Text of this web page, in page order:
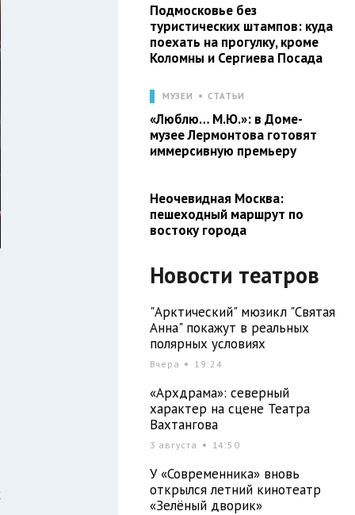
Подмосковье без
туристических штампов: куда
поехать на прогулку, кроме
Коломны и Сергиева Посада
МУЗЕИ СТАТЬИ
«Люблю… М.Ю.»: в Доме-
музее Лермонтова готовят
иммерсивную премьеру
Неочевидная Москва:
пешеходный маршрут по
востоку города
Новости театров
"Арктический" мюзикл "Святая
Анна" покажут в реальных
полярных условиях
Вчера 19:24
«Архдрама»: северный
характер на сцене Театра
Вахтангова
3 августа 14:50
У «Современника» вновь
открылся летний кинотеатр
«Зелёный дворик»